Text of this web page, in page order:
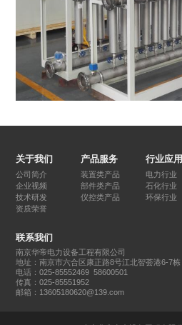
关于我们
公司简介
企业视频
技术研发
资质荣誉
产品服务
装置类产品
部件类产品
仪控类产品
行业应用
电力行业
石化行业
环保行业
联系我们
南京华帝电力设备工程有限公司
地址：南京市六合区康正路8号江北智荟港6-7栋
电话：025-85552469 58600501
传真：025-85551952
邮箱：13605180620@139.com